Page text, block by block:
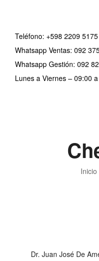
Teléfono: +598 2209 5175
Whatsapp Ventas: 092
Whatsapp Gestión: 092
Lunes a Viernes – 09:00
Inicio
Dr. Juan José De